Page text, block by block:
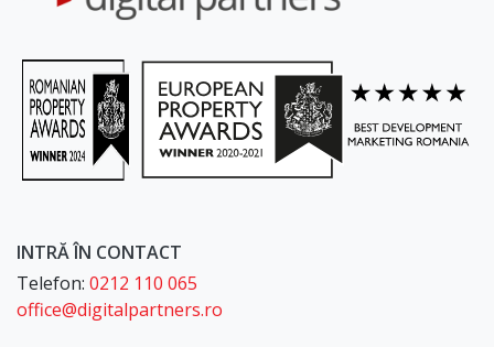
INTRĂ ÎN CONTACT
Telefon: 0212 110 065
office@digitalpartners.ro